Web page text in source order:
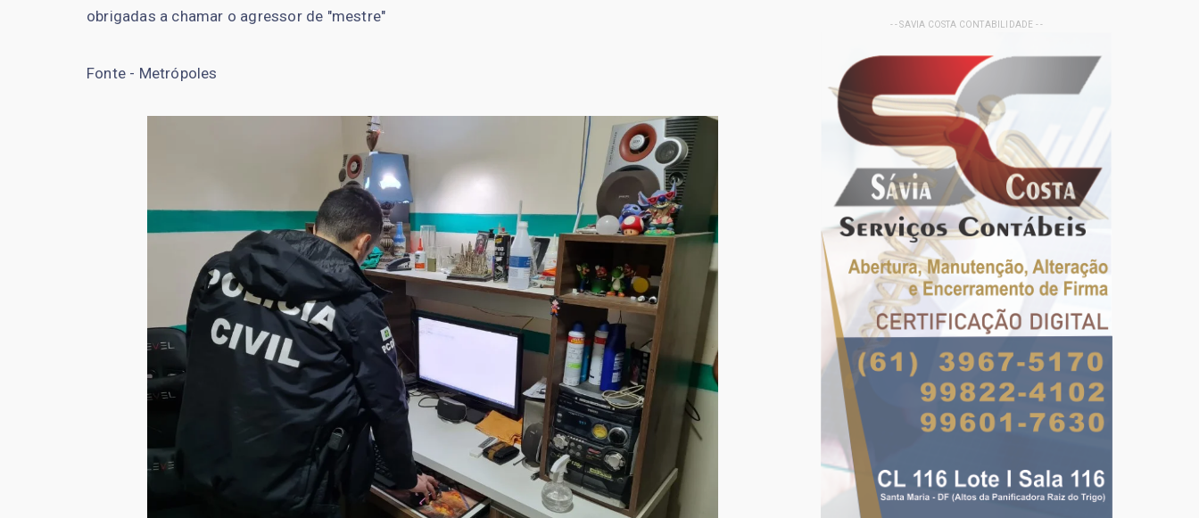
obrigadas a chamar o agressor de "mestre"
Fonte - Metrópoles
- - SAVIA COSTA CONTABILIDADE - -